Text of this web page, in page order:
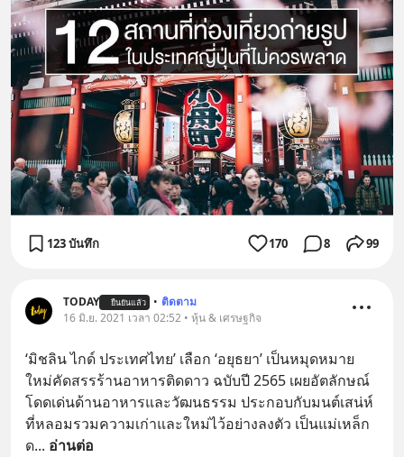
123 บันทึก 170 8 99
TODAY ยืนยันแล้ว • ติดตาม
16 มิ.ย. 2021 เวลา 02:52 • หุ้น & เศรษฐกิจ
‘มิชลิน ไกด์ ประเทศไทย’ เลือก ‘อยุธยา’ เป็นหมุดหมาย
ใหม่คัดสรรร้านอาหารติดดาว ฉบับปี 2565 เผยอัตลักษณ์
โดดเด่นด้านอาหารและวัฒนธรรม ประกอบกับมนต์เสน่ห์
ที่หลอมรวมความเก่าและใหม่ไว้อย่างลงตัว เป็นแม่เหล็ก
ด... อ่านต่อ